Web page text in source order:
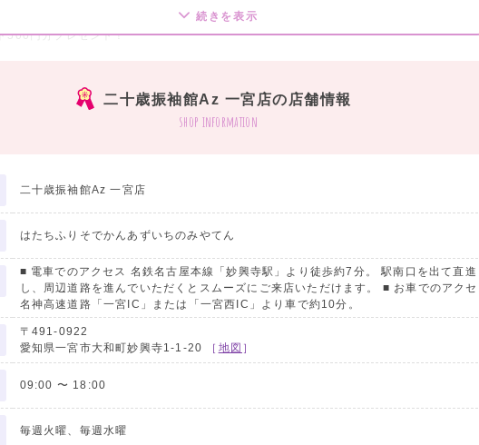
特典✨
500円分プレゼント！
セット同時契約ご契約特典2倍に‼‼
に撮影できるのはAzの最大の特徴！
と一緒に新しい門出を祝おう♪
❤︎ ❤︎ ❤︎
一宮市で卒業袴をレンタルするなら
二十歳振袖館Az
❤︎ ❤︎ ❤︎
今年で創業50周年の小野写真館から生まれたAzでは
袴レンタル、ヘアメイク、着付けなど、お写真撮影、全てにとことんこだわり、
新しい人生の門出が素敵なものになる
続きを表示
二十歳振袖館Az 一宮店の店舗情報
shop information
二十歳振袖館Az 一宮店
はたちふりそでかんあずいちのみやてん
■ 電車でのアクセス 名鉄名古屋本線「妙興寺駅」より徒歩約7分。 駅南口を出て直進
し、周辺道路を進んでいただくとスムーズにご来店いただけます。 ■ お車でのアクセ
名神高速道路「一宮IC」または「一宮西IC」より車で約10分。
〒491-0922
愛知県一宮市大和町妙興寺1-1-20
［ 地図 ］
09:00 〜 18:00
毎週火曜、毎週水曜